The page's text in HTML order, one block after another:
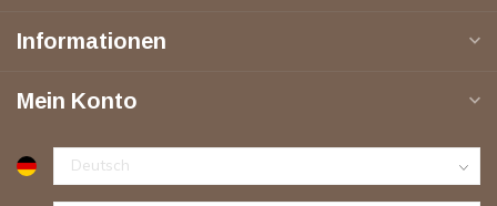
Informationen
Mein Konto